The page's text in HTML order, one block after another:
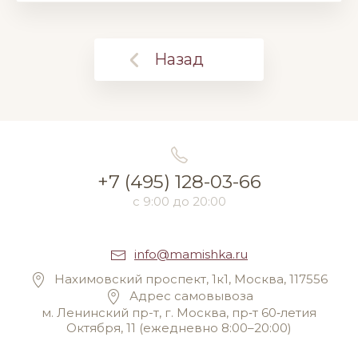
Назад
+7 (495) 128-03-66
с 9:00 до 20:00
info@mamishka.ru
Нахимовский проспект, 1к1, Москва, 117556
Адрес самовывоза
м. Ленинский пр-т, г. Москва, пр‑т 60‑летия
Октября, 11 (ежедневно 8:00–20:00)